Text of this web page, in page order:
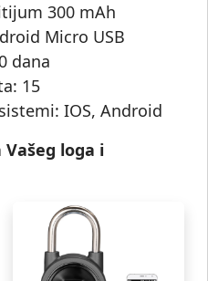
300 mAh
Micro USB
dana
15
IOS, Android
loga i